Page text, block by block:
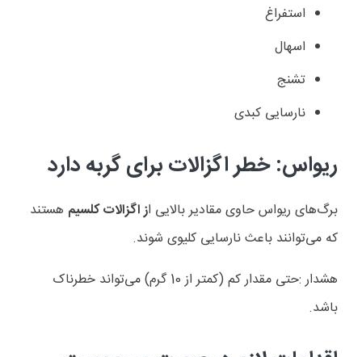
استفراغ
اسهال
تشنج
نارسایی کبدی
ریواس: خطر اگزالات برای گربه دارد
برگ‌های ریواس حاوی مقادیر بالایی از اگزالات کلسیم هستند
که می‌توانند باعث نارسایی کلیوی شوند.
هشدار:
حتی مقدار کم (کمتر از 10 گرم) می‌تواند خطرناک
باشد.